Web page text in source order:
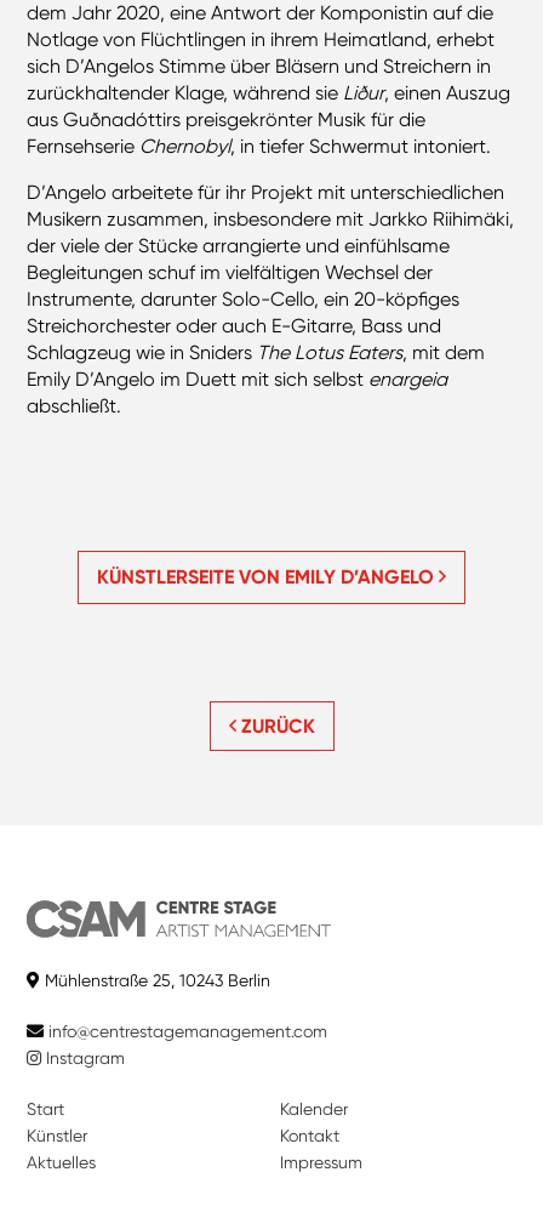
dem Jahr 2020, eine Antwort der Komponistin auf die
Notlage von Flüchtlingen in ihrem Heimatland, erhebt
sich D’Angelos Stimme über Bläsern und Streichern in
zurückhaltender Klage, während sie Liður, einen Auszug
aus Guðnadóttirs preisgekrönter Musik für die
Fernsehserie Chernobyl, in tiefer Schwermut intoniert.
D’Angelo arbeitete für ihr Projekt mit unterschiedlichen
Musikern zusammen, insbesondere mit Jarkko Riihimäki,
der viele der Stücke arrangierte und einfühlsame
Begleitungen schuf im vielfältigen Wechsel der
Instrumente, darunter Solo-Cello, ein 20-köpfiges
Streichorchester oder auch E-Gitarre, Bass und
Schlagzeug wie in Sniders The Lotus Eaters, mit dem
Emily D’Angelo im Duett mit sich selbst enargeia
abschließt.
KÜNSTLERSEITE VON EMILY D’ANGELO
ZURÜCK
Mühlenstraße 25, 10243 Berlin
info@centrestagemanagement.com
Instagram
Start
Künstler
Aktuelles
Kalender
Kontakt
Impressum